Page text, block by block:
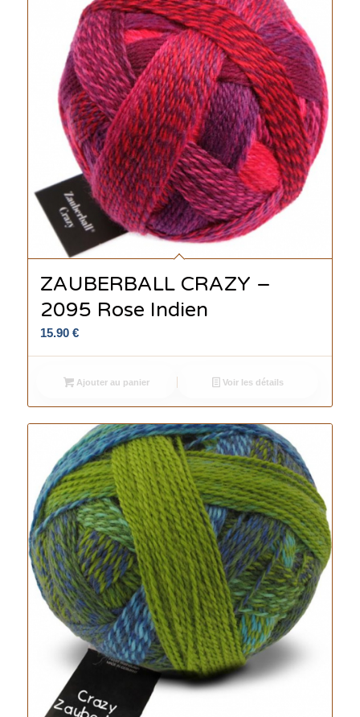
ZAUBERBALL CRAZY –
2095 Rose Indien
15.90 €
Ajouter au panier Voir les détails